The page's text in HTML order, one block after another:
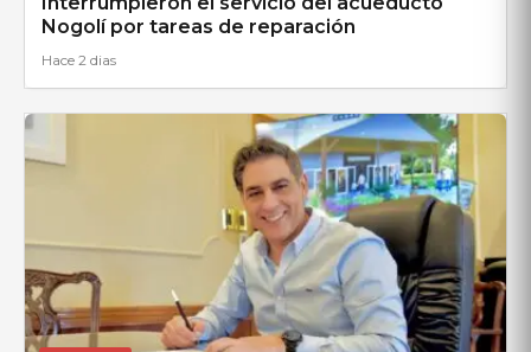
Nogolí por tareas de reparación
Hace 2 dias